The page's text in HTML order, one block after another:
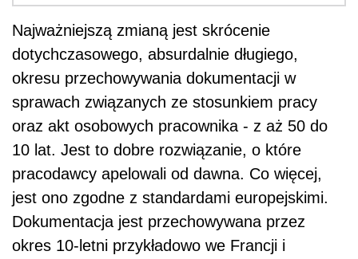
Najważniejszą zmianą jest skrócenie
dotychczasowego, absurdalnie długiego,
okresu przechowywania dokumentacji w
sprawach związanych ze stosunkiem pracy
oraz akt osobowych pracownika - z aż 50 do
10 lat. Jest to dobre rozwiązanie, o które
pracodawcy apelowali od dawna. Co więcej,
jest ono zgodne z standardami europejskimi.
Dokumentacja jest przechowywana przez
okres 10-letni przykładowo we Francji i